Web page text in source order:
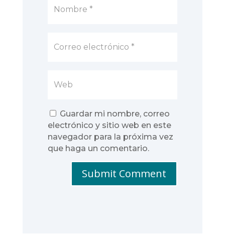
Guardar mi nombre, correo
electrónico y sitio web en este
navegador para la próxima vez
que haga un comentario.
Submit Comment